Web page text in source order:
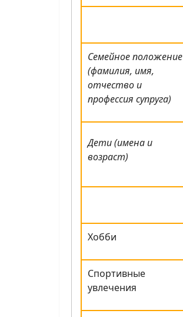
Семейное положение
(фамилия, имя,
отчество и
профессия супруга)
Дети (имена и
возраст)
Хобби
Спортивные
увлечения